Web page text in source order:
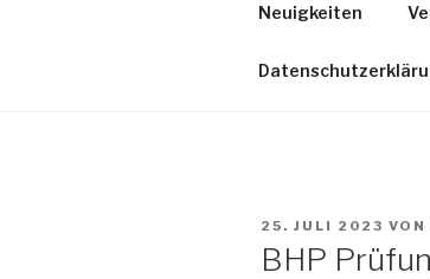
Neuigkeiten
VERÖFFENTLICHT
25. JULI 2023 VON
BHP